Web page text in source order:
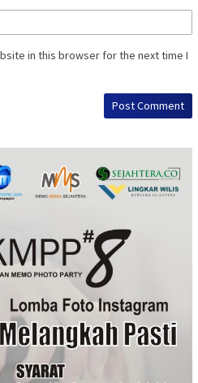
in this browser for the next time I